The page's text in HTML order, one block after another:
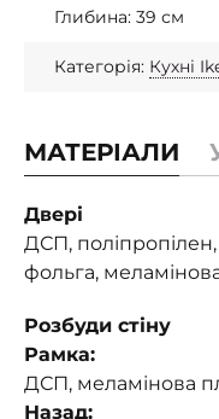
Глибина: 39 см
Категорія: Кухні
МАТЕРІАЛИ
Двері
ДСП,
фольга,
Розбуди стіну
Рамка:
ДСП, меламінова
Назад: